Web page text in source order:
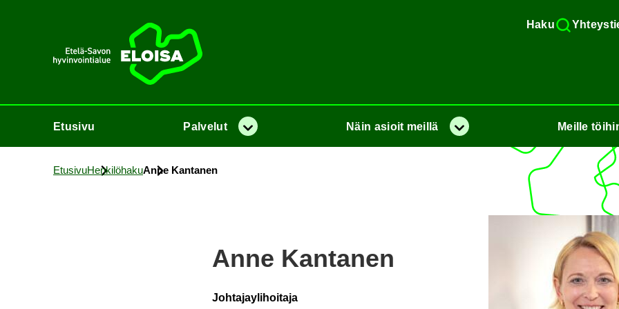
Haku
Etusi­vu
Etusi­vu Pal­ve­lut Va­lik­ko Näin asioit meil­lä Va­lik­ko Meil­le
Etusi­vuHen­ki­lö­ha­kuAnne Kan­ta­nen
Anne Kan­ta­nen
Johtajaylihoitaja